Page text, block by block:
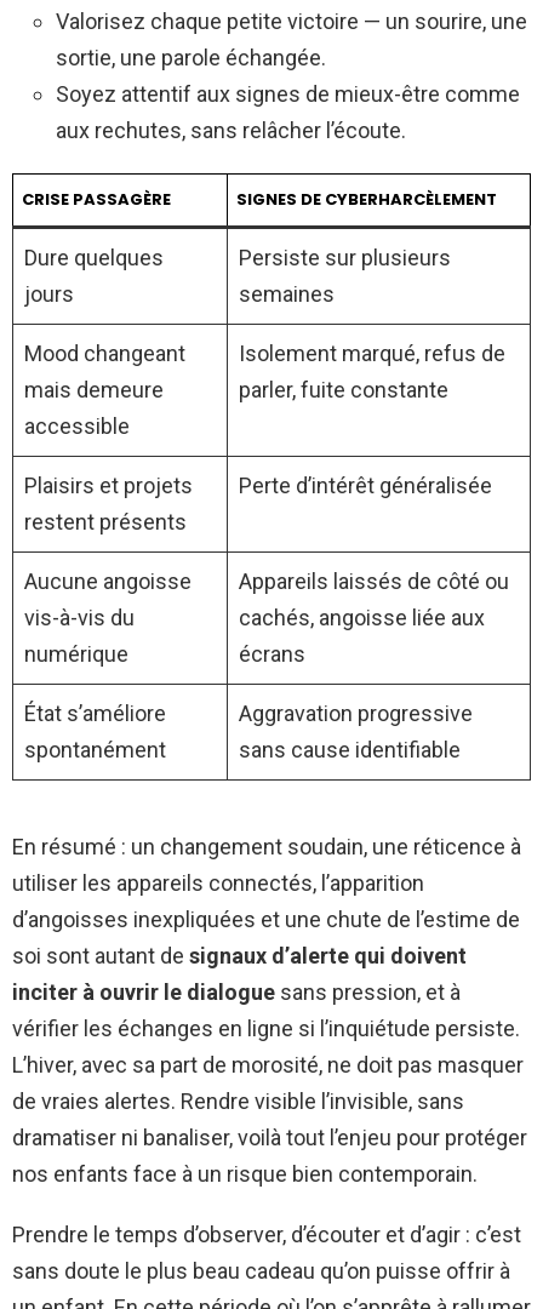
Valorisez chaque petite victoire — un sourire, une
sortie, une parole échangée.
Soyez attentif aux signes de mieux-être comme
aux rechutes, sans relâcher l’écoute.
CRISE PASSAGÈRE SIGNES DE CYBERHARCÈLEMENT
Dure quelques
jours
Persiste sur plusieurs
semaines
Mood changeant
mais demeure
accessible
Isolement marqué, refus de
parler, fuite constante
Plaisirs et projets
restent présents
Perte d’intérêt généralisée
Aucune angoisse
vis-à-vis du
numérique
Appareils laissés de côté ou
cachés, angoisse liée aux
écrans
État s’améliore
spontanément
Aggravation progressive
sans cause identifiable
En résumé : un changement soudain, une réticence à
utiliser les appareils connectés, l’apparition
d’angoisses inexpliquées et une chute de l’estime de
soi sont autant de signaux d’alerte qui doivent
inciter à ouvrir le dialogue sans pression, et à
vérifier les échanges en ligne si l’inquiétude persiste.
L’hiver, avec sa part de morosité, ne doit pas masquer
de vraies alertes. Rendre visible l’invisible, sans
dramatiser ni banaliser, voilà tout l’enjeu pour protéger
nos enfants face à un risque bien contemporain.
Prendre le temps d’observer, d’écouter et d’agir : c’est
sans doute le plus beau cadeau qu’on puisse offrir à